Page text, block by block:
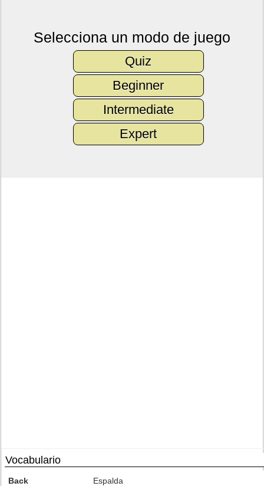
Selecciona un modo de juego
Quiz
Beginner
Intermediate
Expert
Vocabulario
Back Espalda